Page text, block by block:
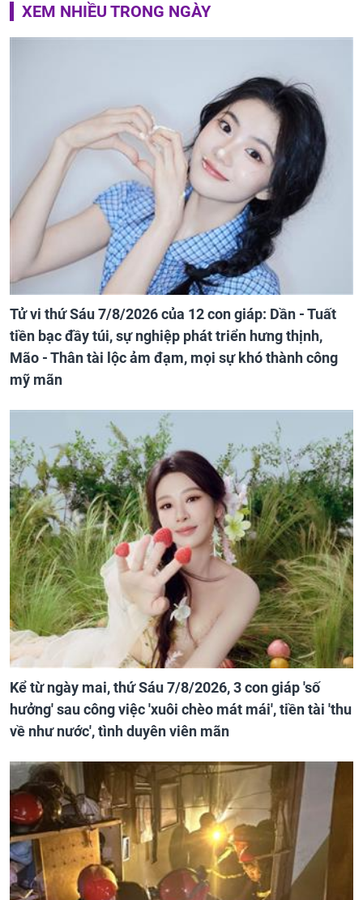
XEM NHIỀU TRONG NGÀY
Tử vi thứ Sáu 7/8/2026 của 12 con giáp: Dần - Tuất
tiền bạc đầy túi, sự nghiệp phát triển hưng thịnh,
Mão - Thân tài lộc ảm đạm, mọi sự khó thành công
mỹ mãn
Kể từ ngày mai, thứ Sáu 7/8/2026, 3 con giáp 'số
hưởng' sau công việc 'xuôi chèo mát mái', tiền tài 'thu
về như nước', tình duyên viên mãn